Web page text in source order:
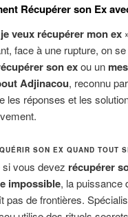
Récupérer son Ex
veux récupérer mon ex
face à une rupture, on
son exou un
Adjinacou, reconnu
les réponses et les
SON EX QUAND TOUT
vous devez récupérer
impossible, la puissance
pas de frontières.